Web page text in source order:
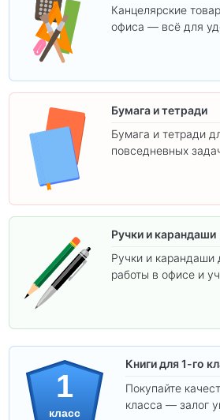
Канцелярские
офиса — всё для
Бумага и тетради
Бумага и тетради
повседневных
Ручки и карандаши
Ручки и карандаши
работы в офисе и
1
класс
Книги для 1-го
Покупайте
класса — залог